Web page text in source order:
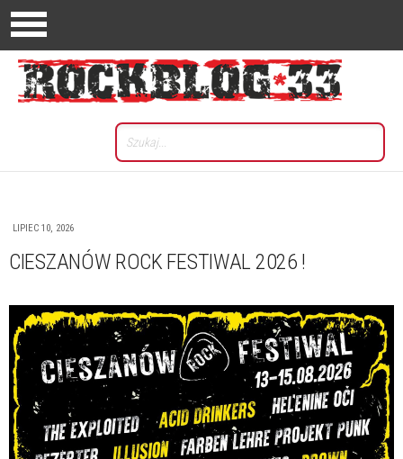
LIPIEC 10, 2026
CIESZANÓW ROCK FESTIWAL 2026 !